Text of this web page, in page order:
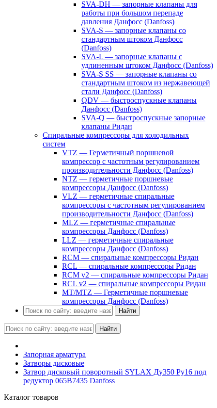
SVA-DH — запорные клапаны для
работы при большом перепаде
давления Данфосс (Danfoss)
SVA-S — запорные клапаны со
стандартным штоком Данфосс
(Danfoss)
SVA-L — запорные клапаны с
удлиненным штоком Данфосс (Danfoss)
SVA-S SS — запорные клапаны со
стандартным штоком из нержавеющей
стали Данфосс (Danfoss)
QDV — быстроспускные клапаны
Данфосс (Danfoss)
SVA-Q — быстроспускные запорные
клапаны Ридан
Спиральные компрессоры для холодильных
систем
VTZ — Герметичный поршневой
компрессор с частотным регулированием
производительности Данфосс (Danfoss)
NTZ — герметичные поршневые
компрессоры Данфосс (Danfoss)
VLZ — герметичные спиральные
компрессоры с частотным регулированием
производительности Данфосс (Danfoss)
MLZ — герметичные спиральные
компрессоры Данфосс (Danfoss)
LLZ — герметичные спиральные
компрессоры Данфосс (Danfoss)
RCM — спиральные компрессоры Ридан
RCL — спиральные компрессоры Ридан
RCM v2 — спиральные компрессоры Ридан
RCL v2 — спиральные компрессоры Ридан
MT/MTZ — Герметичные поршневые
компрессоры Данфосс (Danfoss)
Найти
Найти
Запорная арматура
Затворы дисковые
Затвор дисковый поворотный SYLAX Ду350 Ру16 под
редуктор 065В7435 Danfoss
Каталог товаров